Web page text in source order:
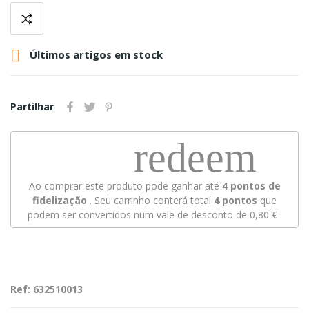
 Últimos artigos em stock
Partilhar
redeem
Ao comprar este produto pode ganhar até 4pontos de
fidelização . Seu carrinho conterá total 4pontos que
podem ser convertidos num vale de desconto de 0,80 €.
Ref: 632510013